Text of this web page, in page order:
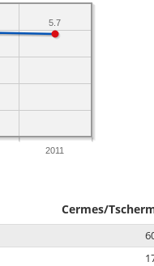
2011
5.7
Cermes/